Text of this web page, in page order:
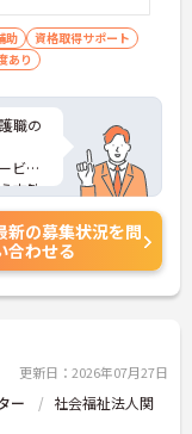
助
資格取得サポート
あり
職の
ビ
方歓
働き
もプ
合わ
新の募集状況を問
合わせる
更新日：2026年07月27日
ー
社会福祉法人関